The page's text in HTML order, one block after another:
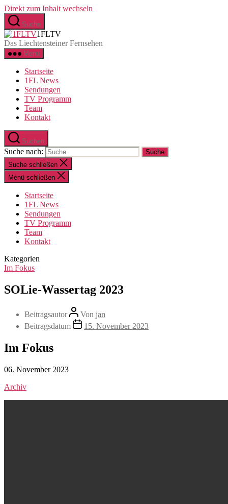
Direkt zum Inhalt wechseln
Suche
1FLTV
Das Liechtensteiner Fernsehen
Menü
Startseite
1FL News
Sendungen
TV Programm
Team
Kontakt
Suchen
Suche nach:
Suche schließen
Menü schließen
Startseite
1FL News
Sendungen
TV Programm
Team
Kontakt
Kategorien
Im Fokus
SOLie-Wassertag 2023
Beitragsautor Von jan
Beitragsdatum
15. November 2023
Im Fokus
06. November 2023
Archiv